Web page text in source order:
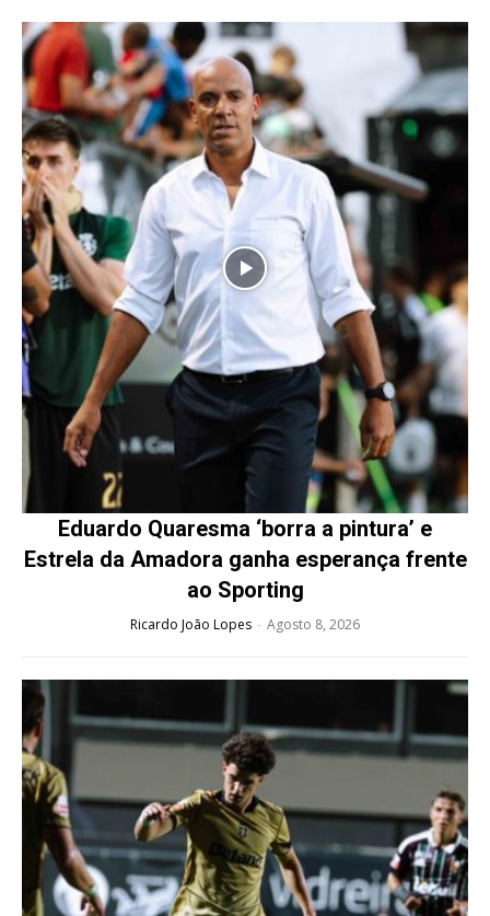
Eduardo Quaresma ‘borra a pintura’ e
Estrela da Amadora ganha esperança frente
ao Sporting
Ricardo João Lopes - Agosto 8, 2026